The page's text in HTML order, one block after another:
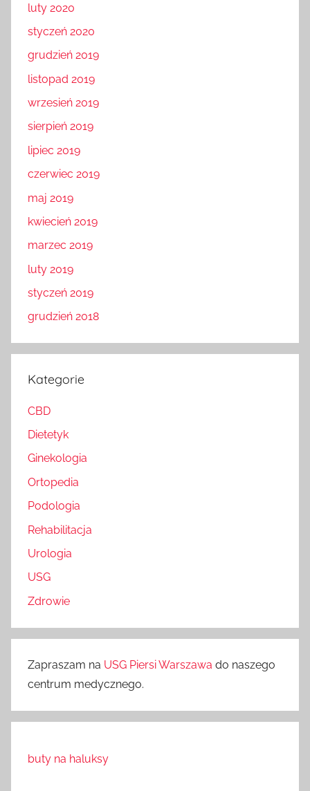
luty 2020
styczeń 2020
grudzień 2019
listopad 2019
wrzesień 2019
sierpień 2019
lipiec 2019
czerwiec 2019
maj 2019
kwiecień 2019
marzec 2019
luty 2019
styczeń 2019
grudzień 2018
Kategorie
CBD
Dietetyk
Ginekologia
Ortopedia
Podologia
Rehabilitacja
Urologia
USG
Zdrowie
Zapraszam na USG Piersi Warszawa do naszego
centrum medycznego.
buty na haluksy